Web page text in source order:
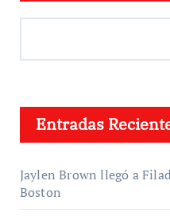
Entradas
Jaylen Brown llegó a
Boston